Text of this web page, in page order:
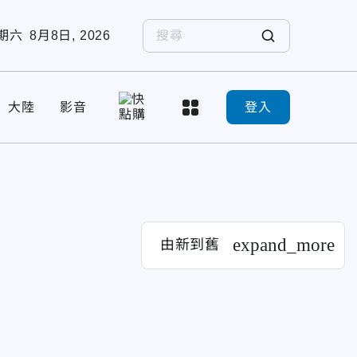
六 8月8日, 2026
大陸 影音 登入
由新到舊 expand_more